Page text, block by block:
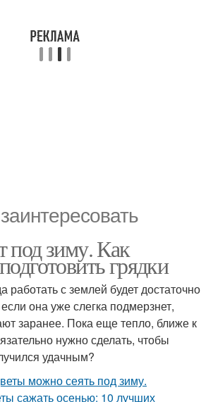
под зиму. Как
грядки
работать с землей будет достаточно
она уже слегка подмерзнет,
заранее. Пока еще тепло, ближе к
нужно сделать, чтобы
удачным?